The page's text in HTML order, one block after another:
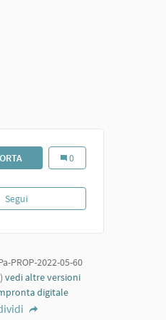
PANCHINE PER ANZIANI
Panchine per anziani
0
Segui
PROP-2022-05-60
vedi altre versioni
digitale